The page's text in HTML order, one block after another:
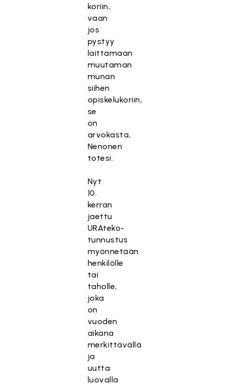
koriin,
vaan
jos
pystyy
laittamaan
muutaman
munan
siihen
opiskelukoriin,
se
on
arvokasta,
Nenonen
totesi.
Nyt
10.
kerran
jaettu
URAteko-
tunnustus
myönnetään
henkilölle
tai
taholle,
joka
on
vuoden
aikana
merkittävällä
ja
uutta
luovalla